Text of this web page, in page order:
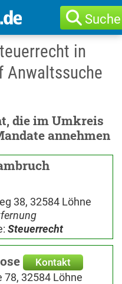
Suche
in
Anwaltssuche
die im Umkreis
annehmen
38, 32584 Löhne
Steuerrecht
Kontakt
78, 32584 Löhne